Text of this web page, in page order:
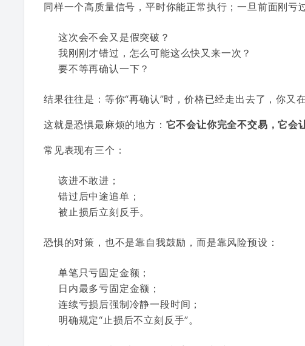
同样一个高质量信号，平时你能正常执行；一旦前面刚亏
这次会不会又是假突破？
我刚刚才错过，怎么可能这么快又来一次？
要不等再确认一下？
结果往往是：等你“再确认”时，价格已经走出去了，你又
这就是恐惧最麻烦的地方： 它不会让你完全不交易，它会
常见表现有三个：
该进不敢进；
错过后中途追单；
被止损后立刻反手。
恐惧的对策，也不是靠自我鼓励，而是靠风险预设：
单笔只亏固定金额；
日内最多亏固定金额；
连续亏损后强制冷静一段时间；
明确规定“止损后不立刻反手”。